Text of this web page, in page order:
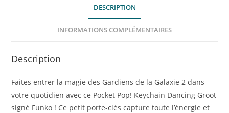
DESCRIPTION
INFORMATIONS COMPLÉMENTAIRES
Description
Faites entrer la magie des Gardiens de la Galaxie 2 dans
votre quotidien avec ce Pocket Pop! Keychain Dancing Groot
signé Funko ! Ce petit porte-clés capture toute l’énergie et